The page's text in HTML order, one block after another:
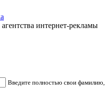
интернет-рекламы
Введите полностью свои фамилию,